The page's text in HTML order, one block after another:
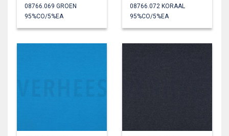
08766.069 GROEN
95%CO/5%EA
08766.072 KORAAL
95%CO/5%EA